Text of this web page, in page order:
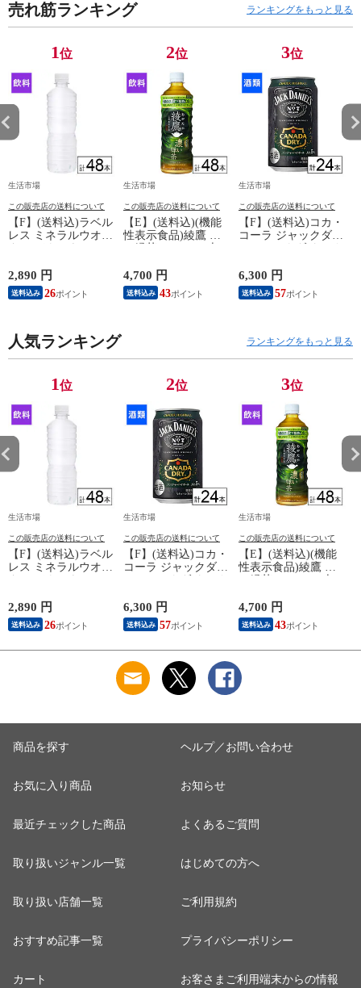
売れ筋ランキング ランキングをもっと見る
1位
生活市場
この販売店の送料について
【F】(送料込)ラベル
レス ミネラルウオー
本《沖縄・離島配送
不可》
2,890 円
送料込み 26
2位
生活市場
この販売店の送料について
【E】(送料込)(機能
性表示食品)綾鷹 濃
可》
4,700 円
送料込み 43
3位
生活市場
この販売店の送料について
【F】(送料込)コカ・
コーラ ジャックダニ
ル 350ml×24本《沖
縄・離島配送不可》
6,300 円
送料込み 57
人気ランキング ランキングをもっと見る
1位
生活市場
この販売店の送料について
【F】(送料込)ラベル
レス ミネラルウオー
本《沖縄・離島配送
不可》
2,890 円
送料込み 26
2位
生活市場
この販売店の送料について
【F】(送料込)コカ・
コーラ ジャックダニ
ル 350ml×24本《沖
縄・離島配送不可》
6,300 円
送料込み 57
3位
生活市場
この販売店の送料について
【E】(送料込)(機能
性表示食品)綾鷹 濃
可》
4,700 円
送料込み 43
商品を探す
お気に入り商品
最近チェックした商品
取り扱いジャンル一覧
取り扱い店舗一覧
おすすめ記事一覧
カート
ヘルプ／お問い合わせ
お知らせ
よくあるご質問
はじめての方へ
ご利用規約
プライバシーポリシー
お客さまご利用端末からの情報